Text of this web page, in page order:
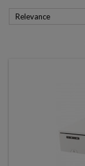
Relevance